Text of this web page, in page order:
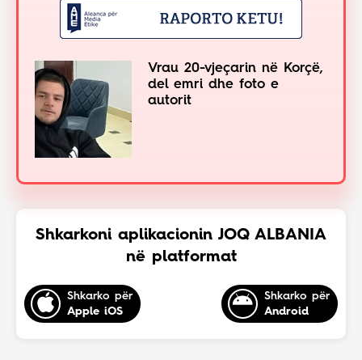
Vrau 20-vjeçarin në Korçë,
del emri dhe foto e
autorit
Shkarkoni aplikacionin JOQ ALBANIA
në platformat
Shkarko për
Apple iOS
Shkarko për
Android